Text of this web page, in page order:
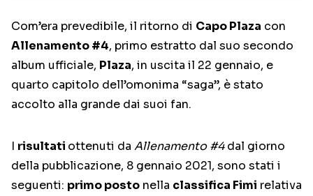
Com’era prevedibile, il ritorno di Capo Plaza con
Allenamento #4, primo estratto dal suo secondo
album ufficiale, Plaza, in uscita il 22 gennaio, e
quarto capitolo dell’omonima “saga”, è stato
accolto alla grande dai suoi fan.
I risultati ottenuti da Allenamento #4dal giorno
della pubblicazione, 8 gennaio 2021, sono stati i
seguenti: primo posto nella classifica Fimi relativa